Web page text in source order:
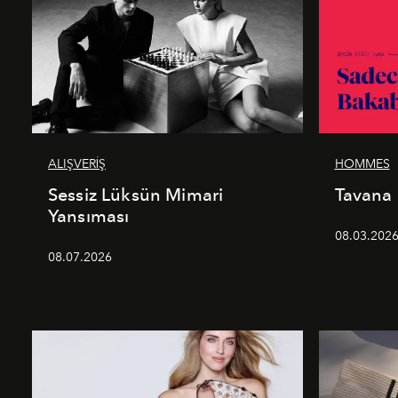
ALIŞVERİŞ
Sessiz Lüksün Mimari
Yansıması
08.07.2026
HOMMES
08.03.2026